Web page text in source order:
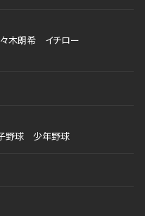
木朗希
イチロー
野球 少年野球